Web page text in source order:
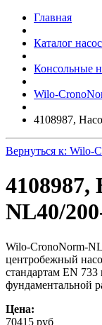
Главная
Каталог
Консольные
Wilo-
4108987,
Вернуться к: Wilo-
NL40/
Wilo-CronoNorm-
центробежный
стандартам EN
фундаментальной
Цена:
70415 руб